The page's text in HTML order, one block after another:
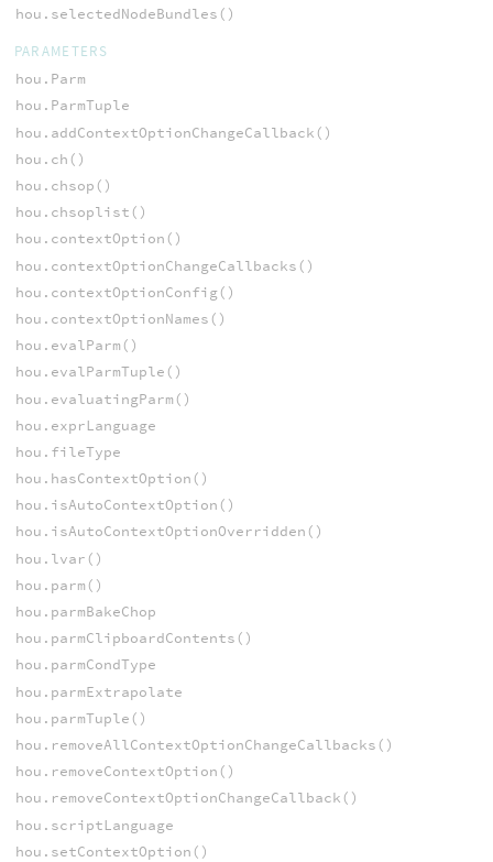
hou.selectedNodeBundles()
PARAMETERS
hou.Parm
hou.ParmTuple
hou.addContextOptionChangeCallback()
hou.ch()
hou.chsop()
hou.chsoplist()
hou.contextOption()
hou.contextOptionChangeCallbacks()
hou.contextOptionConfig()
hou.contextOptionNames()
hou.evalParm()
hou.evalParmTuple()
hou.evaluatingParm()
hou.exprLanguage
hou.fileType
hou.hasContextOption()
hou.isAutoContextOption()
hou.isAutoContextOptionOverridden()
hou.lvar()
hou.parm()
hou.parmBakeChop
hou.parmClipboardContents()
hou.parmCondType
hou.parmExtrapolate
hou.parmTuple()
hou.removeAllContextOptionChangeCallbacks()
hou.removeContextOption()
hou.removeContextOptionChangeCallback()
hou.scriptLanguage
hou.setContextOption()